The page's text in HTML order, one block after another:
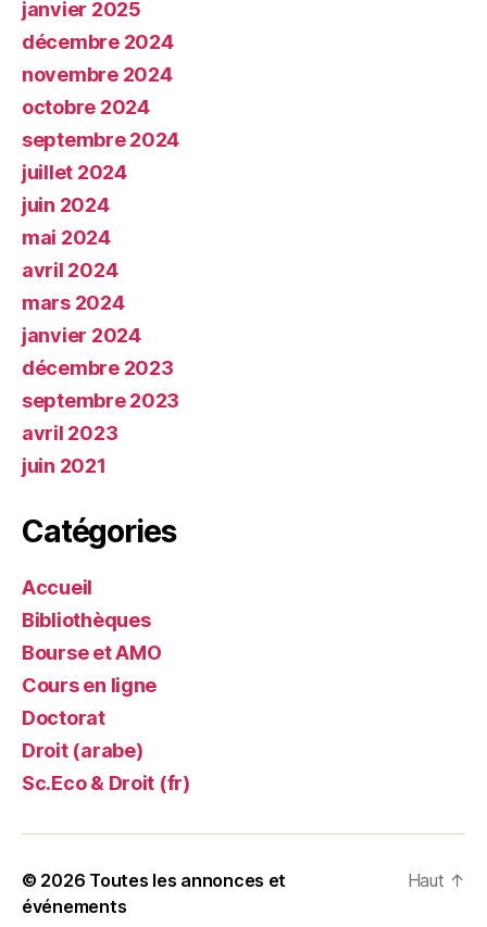
janvier 2025
décembre 2024
novembre 2024
octobre 2024
septembre 2024
juillet 2024
juin 2024
mai 2024
avril 2024
mars 2024
janvier 2024
décembre 2023
septembre 2023
avril 2023
juin 2021
Catégories
Accueil
Bibliothèques
Bourse et AMO
Cours en ligne
Doctorat
Droit (arabe)
Sc.Eco & Droit (fr)
© 2026 Toutes les annonces et
événements
Haut ↑